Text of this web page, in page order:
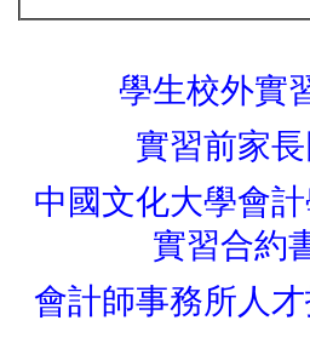
學生校外實
實習前家
中國文化大學會
實習合約
會計師事務所人